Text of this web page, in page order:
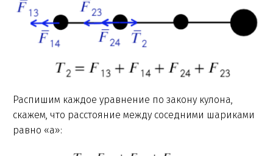
Распишим каждое уравнение по закону кулона,
скажем, что расстояние между соседними шариками
равно «а»: